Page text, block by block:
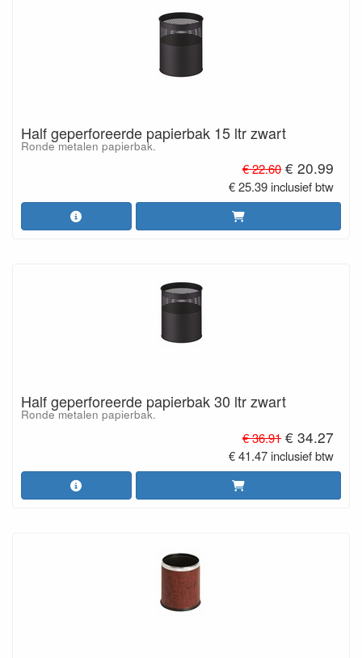
Half geperforeerde papierbak 15 ltr zwart
Ronde metalen papierbak.
€ 22.60 € 20.99
€ 25.39 inclusief btw
Half geperforeerde papierbak 30 ltr zwart
Ronde metalen papierbak.
€ 36.91 € 34.27
€ 41.47 inclusief btw